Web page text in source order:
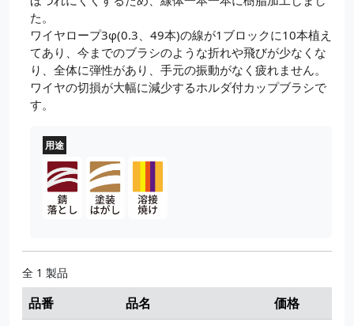
た。
ワイヤロープ3φ(0.3、49本)の線が1ブロックに10本植え
てあり、今までのブラシのような折れや飛びが少なくな
り、全体に弾性があり、手元の振動がなく疲れません。
ワイヤの切損が大幅に減少するホルダ付カップブラシで
す。
用途
全 1 製品
品番 品名
価格